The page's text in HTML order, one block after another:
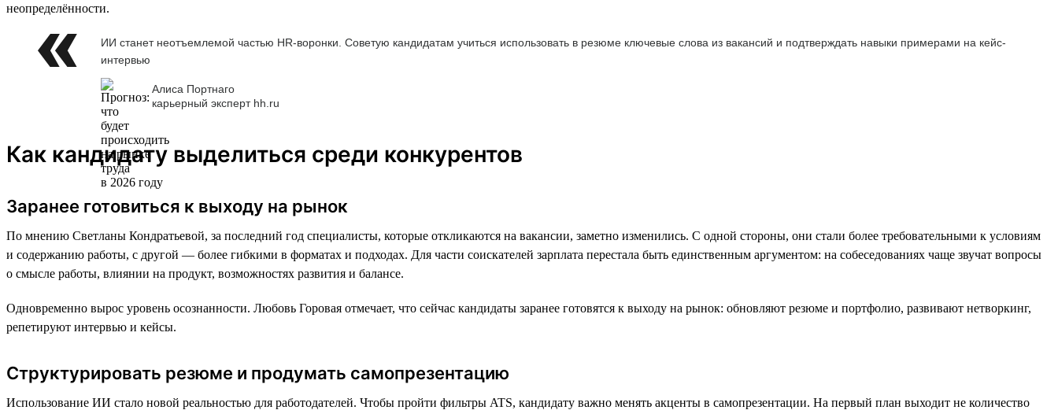
неопределённости.
ИИ станет неотъемлемой частью HR-воронки. Советую кандидатам учиться использовать в резюме ключевые слова из вакансий и подтверждать навыки примерами на кейс-
интервью
Алиса Портнаго
карьерный эксперт hh.ru
Как кандидату выделиться среди конкурентов
Заранее готовиться к выходу на рынок
По мнению Светланы Кондратьевой, за последний год специалисты, которые откликаются на вакансии, заметно изменились. С одной стороны, они стали более требовательными к условиям
и содержанию работы, с другой — более гибкими в форматах и подходах. Для части соискателей зарплата перестала быть единственным аргументом: на собеседованиях чаще звучат вопросы
о смысле работы, влиянии на продукт, возможностях развития и балансе.
Одновременно вырос уровень осознанности. Любовь Горовая отмечает, что сейчас кандидаты заранее готовятся к выходу на рынок: обновляют резюме и портфолио, развивают нетворкинг,
репетируют интервью и кейсы.
Структурировать резюме и продумать самопрезентацию
Использование ИИ стало новой реальностью для работодателей. Чтобы пройти фильтры ATS, кандидату важно менять акценты в самопрезентации. На первый план выходит не количество